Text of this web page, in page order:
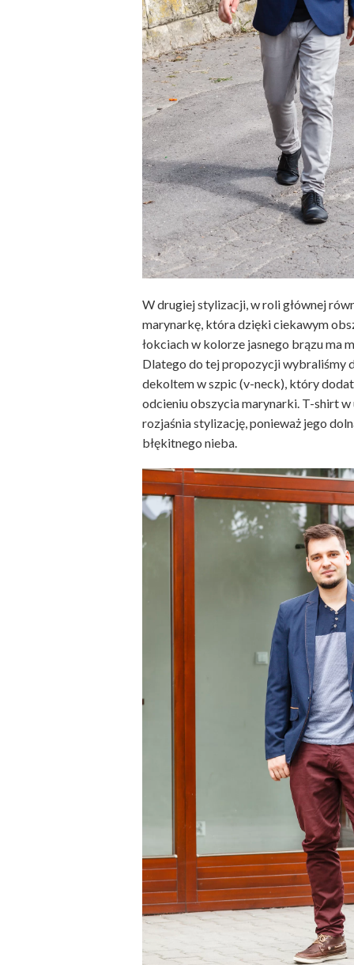
W drugiej stylizacji, w roli głównej
marynarkę, która dzięki ciekawym
łokciach w kolorze jasnego brązu ma
Dlatego do tej propozycji wybraliśmy
dekoltem w szpic (v-neck), który
odcieniu obszycia marynarki. T-shirt
rozjaśnia stylizację, ponieważ jego
błękitnego nieba.